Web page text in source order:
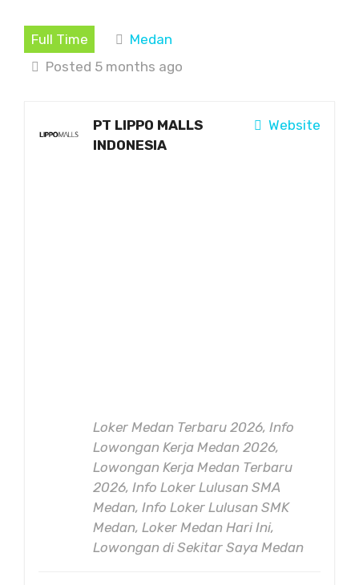
Full Time
Medan
Posted 5 months ago
Website
PT LIPPO MALLS
INDONESIA
Loker Medan Terbaru 2026, Info
Lowongan Kerja Medan 2026,
Lowongan Kerja Medan Terbaru
2026, Info Loker Lulusan SMA
Medan, Info Loker Lulusan SMK
Medan, Loker Medan Hari Ini,
Lowongan di Sekitar Saya Medan